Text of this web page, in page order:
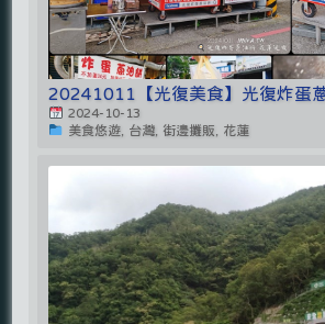
20241011【光復美食】光復炸蛋
2024-10-13
美食悠遊, 台灣, 街邊攤販, 花蓮